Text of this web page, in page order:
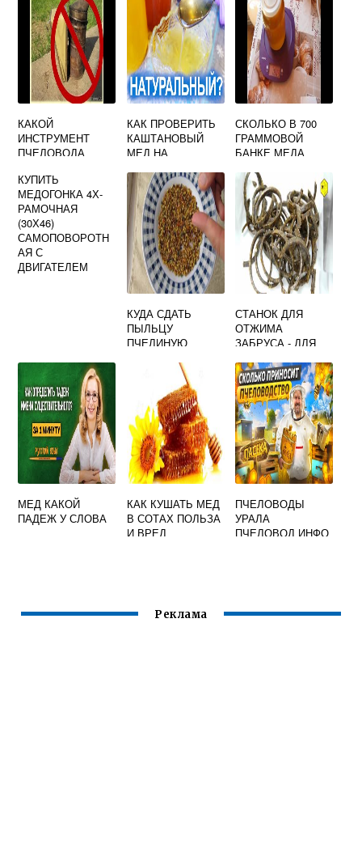
КАКОЙ
ИНСТРУМЕНТ
ПЧЕЛОВОДА
УСПОКОИТЬ И
УСМИРИТЬ ПЧЕЛ
КАК ПРОВЕРИТЬ
КАШТАНОВЫЙ
МЕД НА
В ДОМАШНИХ
УСЛОВИЯХ
СКОЛЬКО В 700
ГРАММОВОЙ
БАНКЕ МЕДА
КУПИТЬ
МЕДОГОНКА 4Х-
РАМОЧНАЯ
(30Х46)
САМОПОВОРОТН
АЯ С
ДВИГАТЕЛЕМ
КУДА СДАТЬ
ПЫЛЬЦУ
ПЧЕЛИНУЮ
СТАНОК ДЛЯ
ОТЖИМА
ЗАБРУСА - ДЛЯ
МЕД КАКОЙ
ПАДЕЖ У СЛОВА
КАК КУШАТЬ МЕД
В СОТАХ ПОЛЬЗА
И ВРЕД
ПЧЕЛОВОДЫ
УРАЛА
ПЧЕЛОВОД ИНФО
Реклама